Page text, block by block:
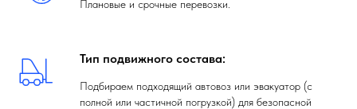
Плановые и срочные перевозки.
Тип подвижного состава:
Подбираем подходящий автовоз или эвакуатор (с
полной или частичной погрузкой) для безопасной